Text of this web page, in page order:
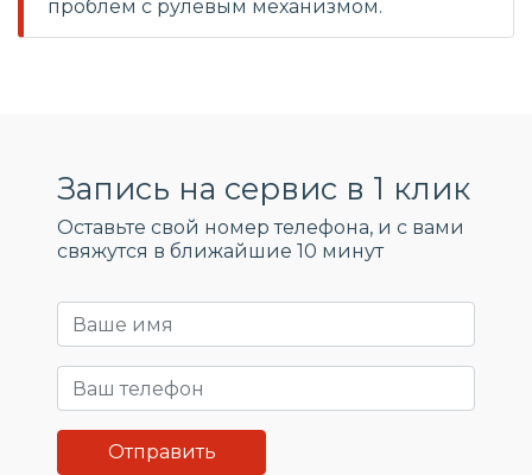
проблем с рулевым механизмом.
Запись на сервис в 1 клик
Оставьте свой номер телефона, и c вами
свяжутся в ближайшие 10 минут